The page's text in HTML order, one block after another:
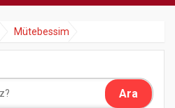
Mütebessim